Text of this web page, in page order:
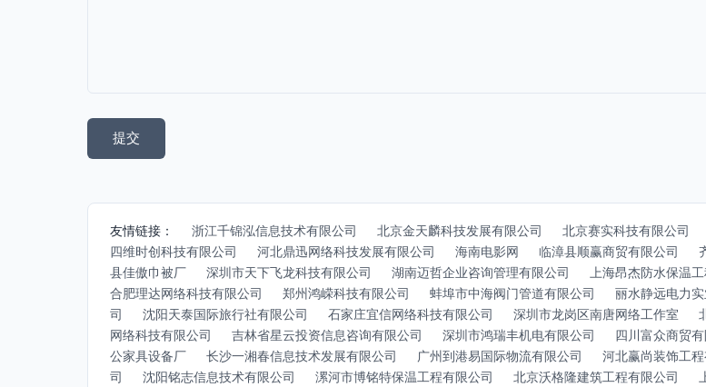
友情链接： 浙江千锦泓信息技术有限公司 北京金天麟科技发展有限公司 北京赛实科技有限公司
四维时创科技有限公司
河北鼎迅网络科技发展有限公司 海南电影网 临漳县顺赢商贸有限公司
县佳傲巾被厂
深圳市天下飞龙科技有限公司 湖南迈哲企业咨询管理有限公司 上海昂杰防水保温
合肥理达网络科技有限公司
郑州鸿嵘科技有限公司 蚌埠市中海阀门管道有限公司 丽水静远电力
司
沈阳天泰国际旅行社有限公司 石家庄宜信网络科技有限公司 深圳市龙岗区南唐网络工作室
网络科技有限公司
吉林省星云投资信息咨询有限公司 深圳市鸿瑞丰机电有限公司 四川富众商贸
公家具设备厂
长沙一湘春信息技术发展有限公司 广州到港易国际物流有限公司 河北赢尚装饰工
司
沈阳铭志信息技术有限公司 漯河市博铭特保温工程有限公司 北京沃格隆建筑工程有限公司